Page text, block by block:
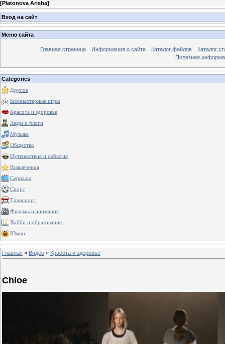
[Platonova Arisha]
Вход на сайт
Меню сайта
Главная страница Информация о сайте Каталог файлов
Каталог
Полезная
Categories
Другое
Компьютерные игры
Красота и здоровье
Люди и блоги
Музыка
Общество
Путешествия и события
Развлечения
Сериалы
Спорт
Транспорт
Фильмы и анимация
Хобби и образование
Юмор
Главная » Видео » Красота и здоровье
Chloe